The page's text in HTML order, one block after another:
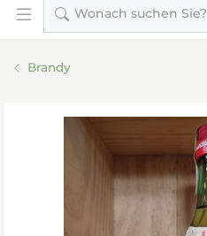
Wonach suchen Sie?
Brandy